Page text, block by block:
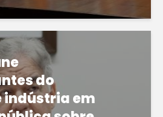
do
indústria em